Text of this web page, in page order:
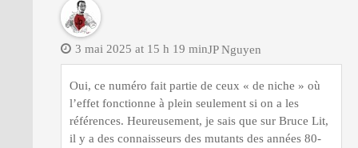
JP Nguyen
3 mai 2025 at 15 h 19 min
Oui, ce numéro fait partie de ceux « de niche » où
l’effet fonctionne à plein seulement si on a les
références. Heureusement, je sais que sur Bruce Lit,
il y a des connaisseurs des mutants des années 80-